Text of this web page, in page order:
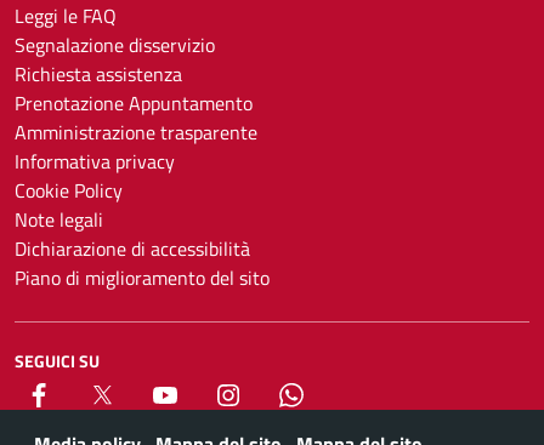
Leggi le FAQ
Segnalazione disservizio
Richiesta assistenza
Prenotazione Appuntamento
Amministrazione trasparente
Informativa privacy
Cookie Policy
Note legali
Dichiarazione di accessibilità
Piano di miglioramento del sito
SEGUICI SU
Facebook YouTube Instagram